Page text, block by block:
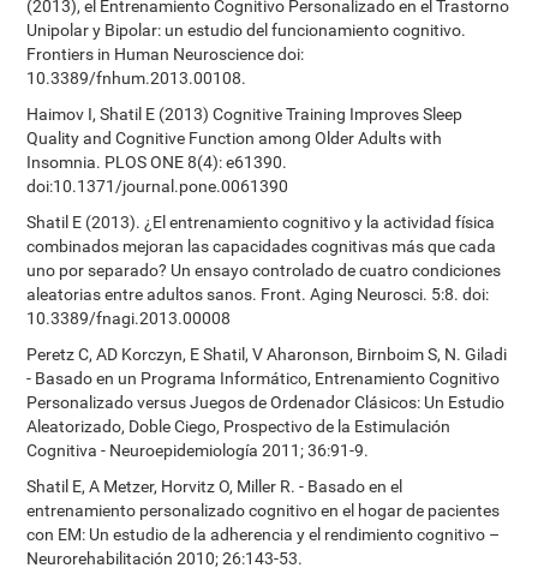
(2013), el Entrenamiento Cognitivo Personalizado en el Trastorno
Unipolar y Bipolar: un estudio del funcionamiento cognitivo.
Frontiers in Human Neuroscience doi:
10.3389/fnhum.2013.00108.
Haimov I, Shatil E (2013) Cognitive Training Improves Sleep
Quality and Cognitive Function among Older Adults with
Insomnia. PLOS ONE 8(4): e61390.
doi:10.1371/journal.pone.0061390
Shatil E (2013). ¿El entrenamiento cognitivo y la actividad física
combinados mejoran las capacidades cognitivas más que cada
uno por separado? Un ensayo controlado de cuatro condiciones
aleatorias entre adultos sanos. Front. Aging Neurosci. 5:8. doi:
10.3389/fnagi.2013.00008
Peretz C, AD Korczyn, E Shatil, V Aharonson, Birnboim S, N. Giladi
- Basado en un Programa Informático, Entrenamiento Cognitivo
Personalizado versus Juegos de Ordenador Clásicos: Un Estudio
Aleatorizado, Doble Ciego, Prospectivo de la Estimulación
Cognitiva - Neuroepidemiología 2011; 36:91-9.
Shatil E, A Metzer, Horvitz O, Miller R. - Basado en el
entrenamiento personalizado cognitivo en el hogar de pacientes
con EM: Un estudio de la adherencia y el rendimiento cognitivo –
Neurorehabilitación 2010; 26:143-53.